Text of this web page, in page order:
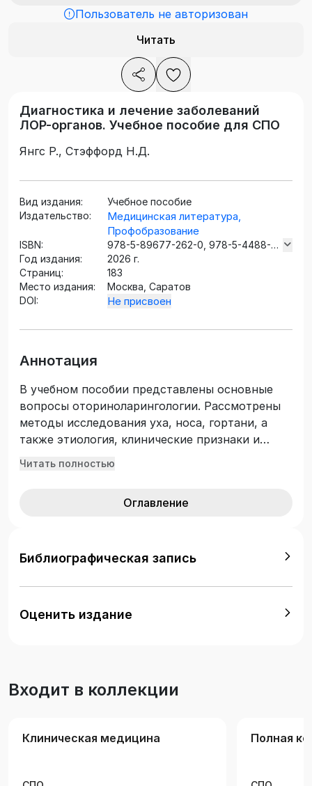
Пользователь не авторизован
Читать
Диагностика и лечение заболеваний
ЛОР-органов. Учебное пособие для СПО
Янгс Р., Стэффорд Н.Д.
Вид издания:
Учебное пособие
Издательство:
Медицинская литература,
Профобразование
ISBN:
978-5-89677-262-0, 978-5-4488-
2852-2
Год издания:
2026 г.
Страниц:
183
Место издания:
Москва, Саратов
DOI:
Не присвоен
Аннотация
В учебном пособии представлены основные
вопросы оториноларингологии. Рассмотрены
методы исследования уха, носа, гортани, а
также этиология, клинические признаки и
способы лечения лор-заболеваний. Даны
диагностические навыки и легче усвоить
лечебно-диагностической деятельности» по
образования «Лечебное дело».
Читать полностью
Оглавление
Библиографическая запись
Оценить издание
Входит в коллекции
Клиническая медицина Полная